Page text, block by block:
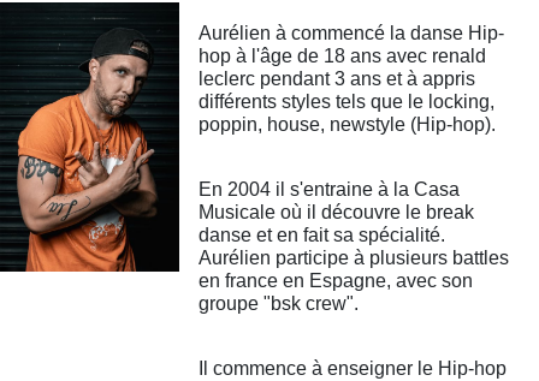
Aurélien à commencé la danse Hip-
hop à l'âge de 18 ans avec renald
leclerc pendant 3 ans et à appris
différents styles tels que le locking,
poppin, house, newstyle (Hip-hop).
En 2004 il s'entraine à la Casa
Musicale où il découvre le break
danse et en fait sa spécialité.
Aurélien participe à plusieurs battles
en france en Espagne, avec son
groupe "bsk crew".
Il commence à enseigner le Hip-hop